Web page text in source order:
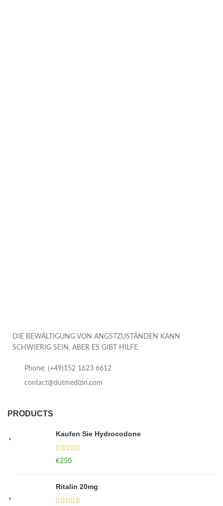
DIE BEWÄLTIGUNG VON ANGSTZUSTÄNDEN KANN
SCHWIERIG SEIN, ABER ES GIBT HILFE
Phone: (+49)152 1623 6612
contact@dutmedizin.com
PRODUCTS
Kaufen Sie Hydrocodone
€250
Ritalin 20mg